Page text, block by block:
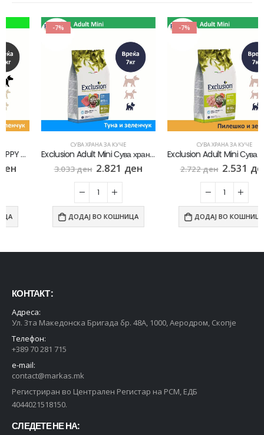
-7%
СУВА ХРАНА ЗА КУЧЕ
Exclusion Adult Mini Сува храна за Возрасни кучиња од мал раст со Туна и зеленчук [Вреќа 7кг]
ден 2.821 ден
ДОДАЈ ВО КОШНИЦА
-7%
СУВА ХРАНА ЗА КУЧЕ
Exclusion Adult Mini Сува храна за Возрасни кучиња од мал раст со Пилешко и зеленчук [Вреќа 7кг]
ден 2.531 ден
ДОДАЈ ВО КОШНИЦА
КОНТАКТ :
Адреса:
Ул. 3та Македонска Бригада бр. 48А, 1000, Аеродром, Скопје
Телефон:
+389 70 281 715
e-mail:
contact@markas.mk
Регистриран во Централен Регистар на РСМ, ЕДБ
4044021518150.
СЛЕДЕТЕ НЕ НА: